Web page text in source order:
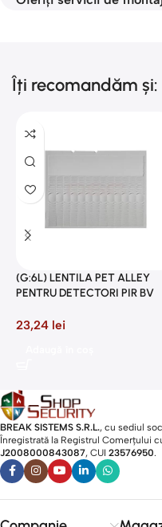
Îți recomandăm și:
(G:6L) LENTILA PET ALLEY
PENTRU DETECTORI PIR BV
23,24 lei
BREAK SISTEMS S.R.L., cu sediul
Înregistrată la Registrul Comerțului
J2008000843087, CUI 23576950.​